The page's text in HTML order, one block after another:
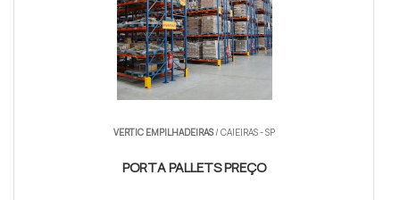
VERTIC EMPILHADEIRAS/ CAIEIRAS - SP
PORTA PALLETS PREÇO